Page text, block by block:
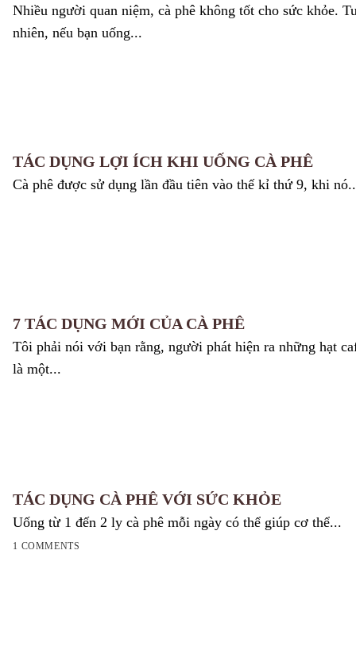
Nhiều người quan niệm, cà phê không tốt cho sức khỏe.
nhiên, nếu bạn uống...
TÁC DỤNG LỢI ÍCH KHI UỐNG CÀ PHÊ
Cà phê được sử dụng lần đầu tiên vào thế kỉ thứ 9, khi
7 TÁC DỤNG MỚI CỦA CÀ PHÊ
Tôi phải nói với bạn rằng, người phát hiện ra những hạt
là một...
TÁC DỤNG CÀ PHÊ VỚI SỨC KHỎE
Uống từ 1 đến 2 ly cà phê mỗi ngày có thể giúp cơ thể...
1 COMMENTS